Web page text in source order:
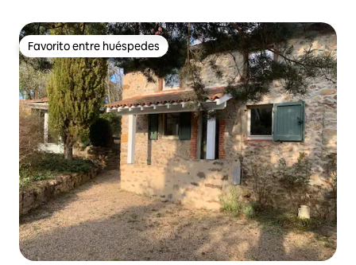
Favorito entre huéspedes
Favorito entre huéspedes